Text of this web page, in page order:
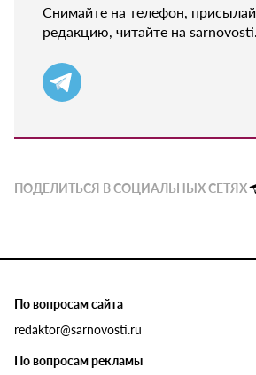
Снимайте на телефон,
редакцию, читайте на
ПОДЕЛИТЬСЯ В СОЦИАЛЬНЫХ СЕТЯХ
По вопросам сайта
redaktor@sarnovosti.ru
По вопросам рекламы